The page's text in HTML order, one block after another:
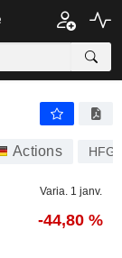
Actions HFG
Varia. 1 janv.
-44,80 %